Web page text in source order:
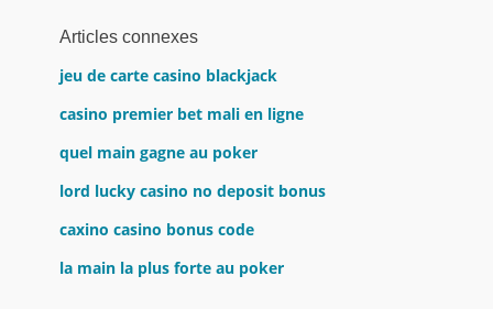
Articles connexes
jeu de carte casino blackjack
casino premier bet mali en ligne
quel main gagne au poker
lord lucky casino no deposit bonus
caxino casino bonus code
la main la plus forte au poker